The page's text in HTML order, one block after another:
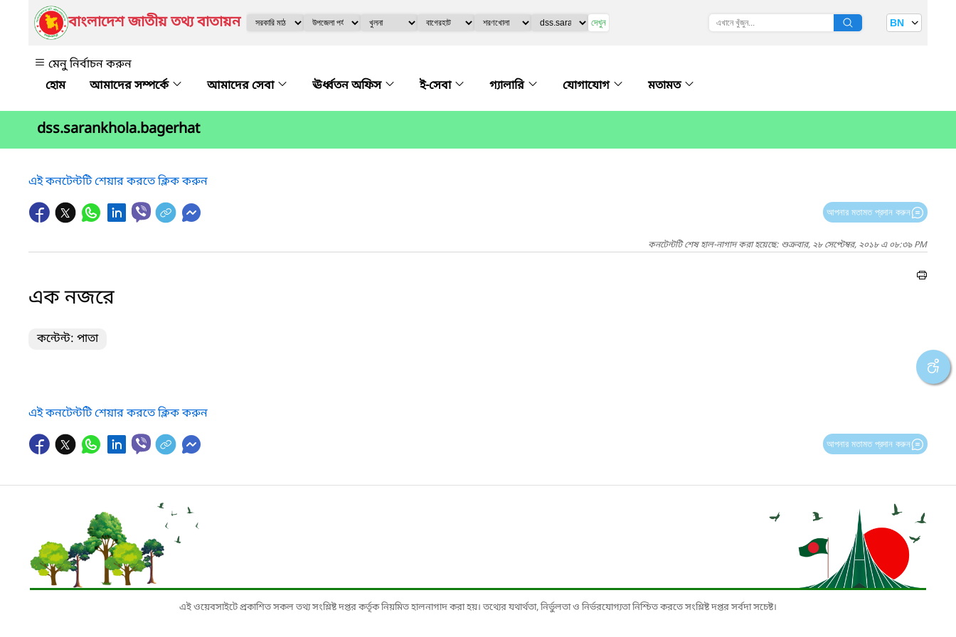
বাংলাদেশ জাতীয় তথ্য বাতায়ন দেখুন BN
মেনু নির্বাচন করুন
আমাদের সম্পর্কে
আমাদের সেবা ঊর্ধ্বতন অফিস ই-সেবা গ্যালারি যোগাযোগ মতামত
dss.sarankhola.bagerhat
এই কনটেন্টটি শেয়ার করতে ক্লিক করুন
আপনার মতামত প্রদান করুন
কনটেন্টটি শেষ হাল-নাগাদ করা হয়েছে: শুক্রবার, ২৮ সেপ্টেম্বর, ২০১৮ এ ০৮:৩৯ PM
এক নজরে
কন্টেন্ট: পাতা
এই কনটেন্টটি শেয়ার করতে ক্লিক করুন
আপনার মতামত প্রদান করুন
এই ওয়েবসাইটে প্রকাশিত সকল তথ্য সংশ্লিষ্ট দপ্তর কর্তৃক নিয়মিত হালনাগাদ করা হয়। তথ্যের যথার্থতা, নির্ভুলতা ও নির্ভরযোগ্যতা নিশ্চিত করতে সংশ্লিষ্ট দপ্তর সর্বদা সচেষ্ট।